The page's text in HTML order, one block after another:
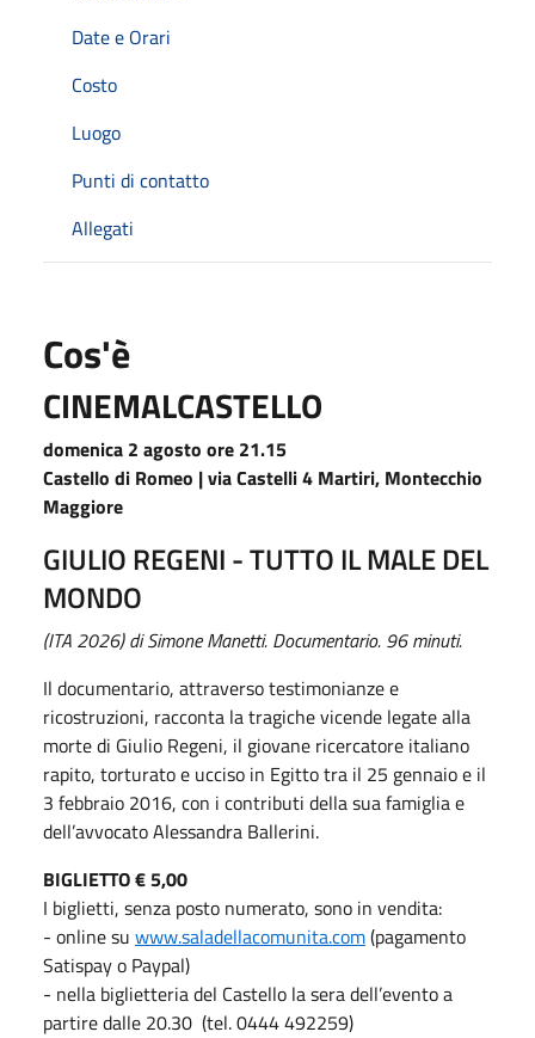
Date e Orari
Costo
Luogo
Punti di contatto
Allegati
Cos'è
CINEMALCASTELLO
domenica 2 agosto ore 21.15
Castello di Romeo | via Castelli 4 Martiri, Montecchio
Maggiore
GIULIO REGENI - TUTTO IL MALE DEL
MONDO
(ITA 2026) di Simone Manetti. Documentario. 96 minuti.
Il documentario, attraverso testimonianze e
ricostruzioni, racconta la tragiche vicende legate alla
morte di Giulio Regeni, il giovane ricercatore italiano
rapito, torturato e ucciso in Egitto tra il 25 gennaio e il
3 febbraio 2016, con i contributi della sua famiglia e
dell’avvocato Alessandra Ballerini.
BIGLIETTO € 5,00
I biglietti, senza posto numerato, sono in vendita:
- online su www.saladellacomunita.com(pagamento
Satispay o Paypal)
- nella biglietteria del Castello la sera dell’evento a
partire dalle 20.30 (tel. 0444 492259)